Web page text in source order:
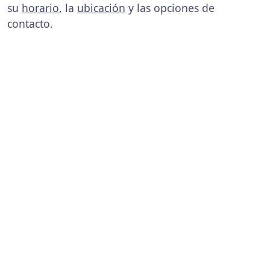
su horario, la ubicación y las opciones de
contacto.